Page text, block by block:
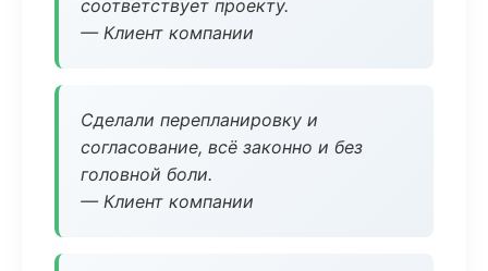
соответствует проекту.
— Клиент компании
Сделали перепланировку и
согласование, всё законно и без
головной боли.
— Клиент компании